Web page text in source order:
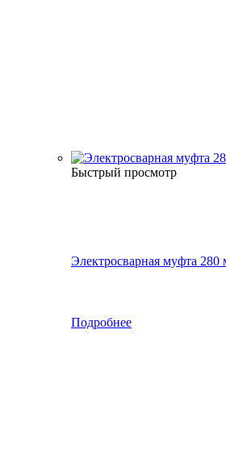
Быстрый просмотр
Электросварная муфта
Подробнее